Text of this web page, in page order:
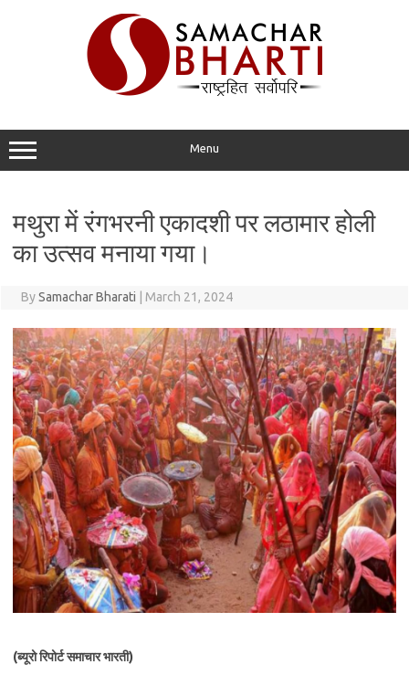
Menu
मथुरा में रंगभरनी एकादशी पर लठामार होली
का उत्सव मनाया गया।
BySamachar Bharati March 21, 2024
(ब्यूरो रिपोर्ट समाचार भारती)